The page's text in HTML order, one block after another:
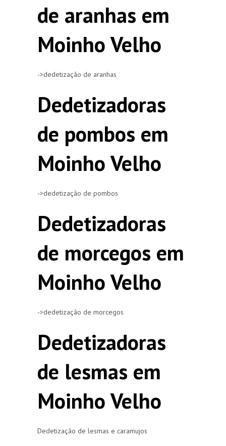
de aranhas em
Moinho Velho
->dedetização de aranhas
Dedetizadoras
de pombos em
Moinho Velho
->dedetização de pombos
Dedetizadoras
de morcegos em
Moinho Velho
->dedetização de morcegos
Dedetizadoras
de lesmas em
Moinho Velho
Dedetização de lesmas e caramujos